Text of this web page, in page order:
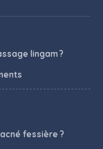
lingam ?
fessière ?